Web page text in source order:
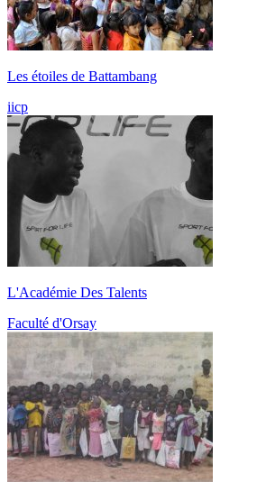
Les étoiles de Battambang
iicp
L'Académie Des Talents
Faculté d'Orsay